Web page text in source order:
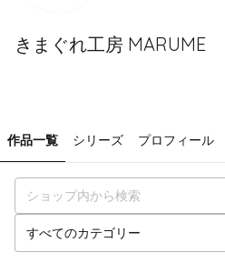
きまぐれ工房 MARUME
作品一覧 シリーズ プロフィール